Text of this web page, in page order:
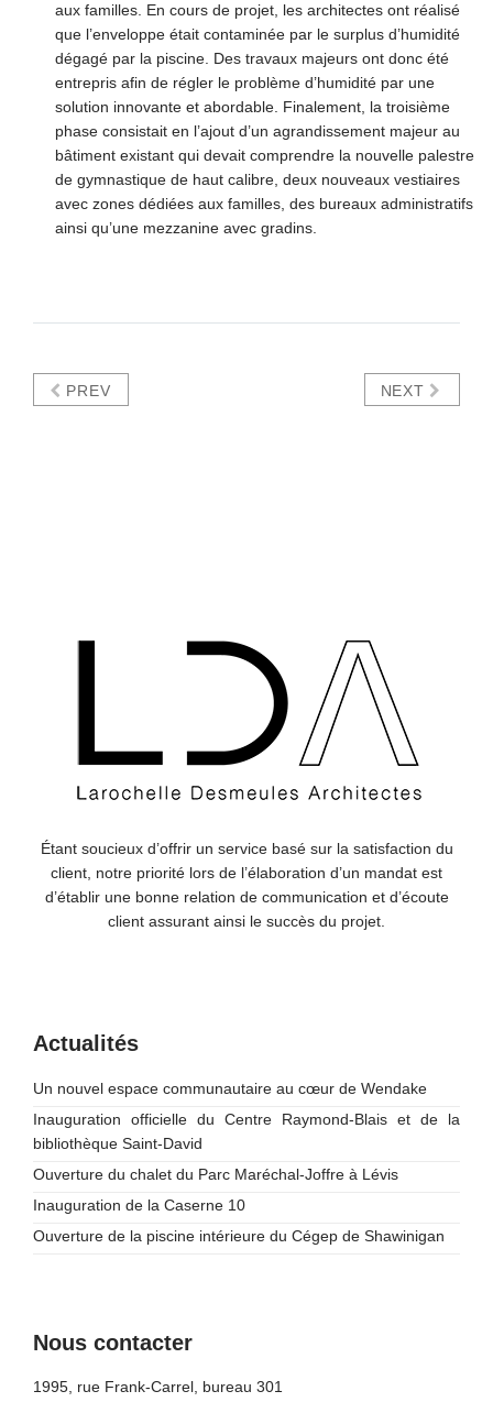
aux familles. En cours de projet, les architectes ont réalisé
que l’enveloppe était contaminée par le surplus d’humidité
dégagé par la piscine. Des travaux majeurs ont donc été
entrepris afin de régler le problème d’humidité par une
solution innovante et abordable. Finalement, la troisième
phase consistait en l’ajout d’un agrandissement majeur au
bâtiment existant qui devait comprendre la nouvelle palestre
de gymnastique de haut calibre, deux nouveaux vestiaires
avec zones dédiées aux familles, des bureaux administratifs
ainsi qu’une mezzanine avec gradins.
PREV NEXT
Étant soucieux d’offrir un service basé sur la satisfaction du
client, notre priorité lors de l’élaboration d’un mandat est
d’établir une bonne relation de communication et d’écoute
client assurant ainsi le succès du projet.
Actualités
Un nouvel espace communautaire au cœur de Wendake
Inauguration officielle du Centre Raymond-Blais et de la
bibliothèque Saint-David
Ouverture du chalet du Parc Maréchal-Joffre à Lévis
Inauguration de la Caserne 10
Ouverture de la piscine intérieure du Cégep de Shawinigan
Nous contacter
1995, rue Frank-Carrel, bureau 301